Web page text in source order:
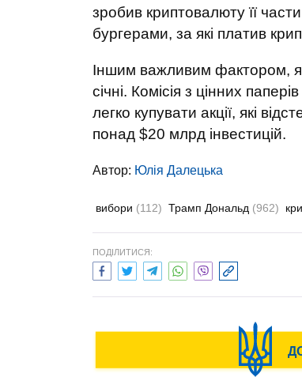
зробив криптовалюту її
бургерами, за які платив
Іншим важливим фактором,
січні. Комісія з цінних
легко купувати акції, які
понад $20 млрд інвестицій.
Автор: Юлiя Далецька
вибори (112) Трамп Дональд (962)
ПОДІЛИТИСЯ: